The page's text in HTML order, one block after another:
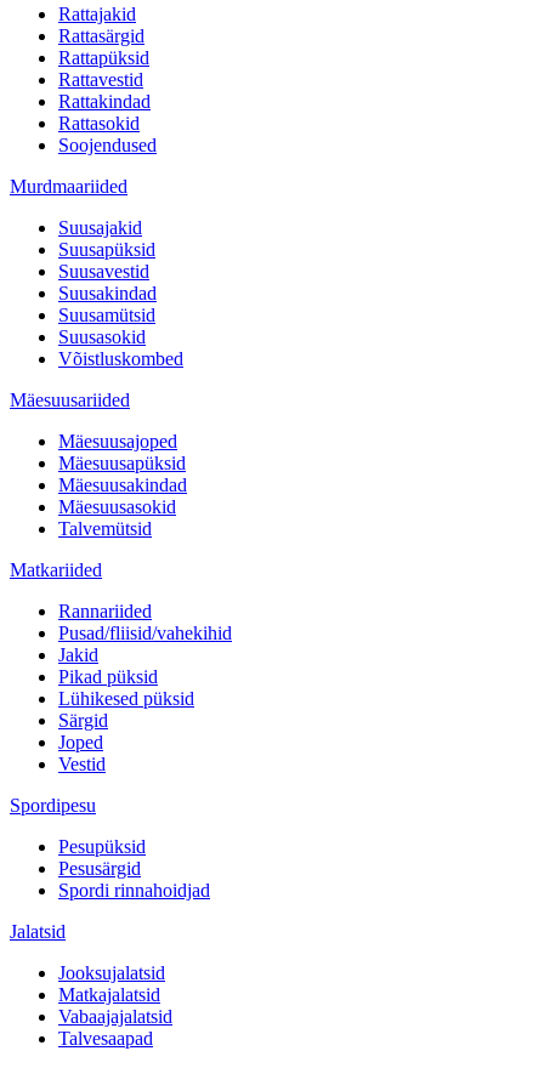
Rattajakid
Rattasärgid
Rattapüksid
Rattavestid
Rattakindad
Rattasokid
Soojendused
Murdmaariided
Suusajakid
Suusapüksid
Suusavestid
Suusakindad
Suusamütsid
Suusasokid
Võistluskombed
Mäesuusariided
Mäesuusajoped
Mäesuusapüksid
Mäesuusakindad
Mäesuusasokid
Talvemütsid
Matkariided
Rannariided
Pusad/fliisid/vahekihid
Jakid
Pikad püksid
Lühikesed püksid
Särgid
Joped
Vestid
Spordipesu
Pesupüksid
Pesusärgid
Spordi rinnahoidjad
Jalatsid
Jooksujalatsid
Matkajalatsid
Vabaajajalatsid
Talvesaapad